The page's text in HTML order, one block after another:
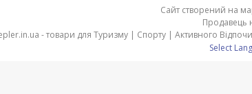
Сайт створений на
Продавець
Select